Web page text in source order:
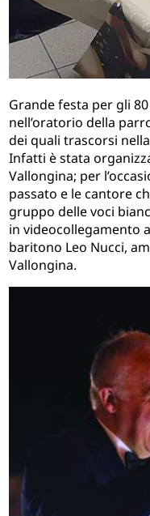
Grande festa per gli
nell’oratorio della
dei quali trascorsi
Infatti è stata
Vallongina; per
passato e le cantore
gruppo delle voci
in videocollegamento
baritono Leo Nucci,
Vallongina.